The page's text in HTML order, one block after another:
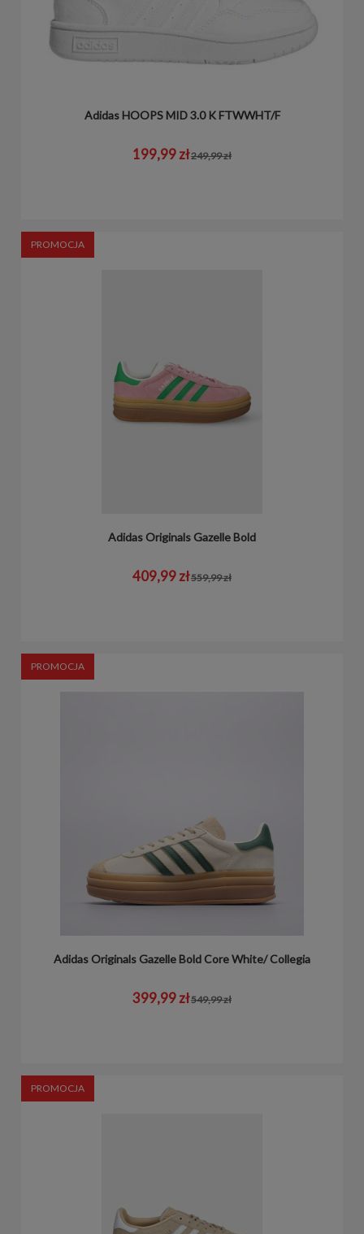
Adidas HOOPS MID 3.0 K FTWWHT/F
199,99 zł249,99 zł
Adidas Originals Gazelle Bold
409,99 zł559,99 zł
PROMOCJA
Adidas Originals Gazelle Bold Core White/ Collegia
399,99 zł549,99 zł
PROMOCJA
PROMOCJA